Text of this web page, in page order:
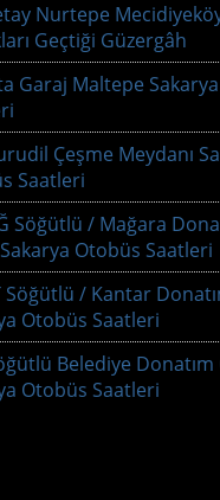
Nurtepe
Geçtiği Güzergâh
Garaj Maltepe
Çeşme Meydanı
Saatleri
Söğütlü / Mağara
Otobüs Saatleri
Söğütlü / Kantar
Otobüs Saatleri
Belediye Donatım
Otobüs Saatleri